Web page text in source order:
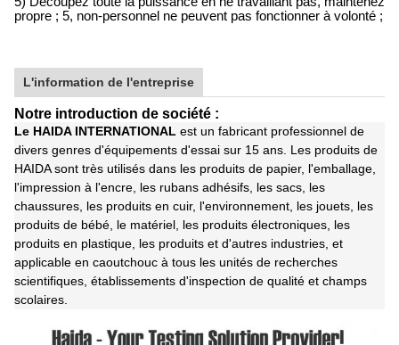
propre ; 5, non-personnel ne peuvent pas fonctionner à volonté ;
L'information de l'entreprise
Notre introduction de société :
Le HAIDA INTERNATIONAL est un fabricant professionnel de
divers genres d'équipements d'essai sur 15 ans. Les produits de
HAIDA sont très utilisés dans les produits de papier, l'emballage,
l'impression à l'encre, les rubans adhésifs, les sacs, les
chaussures, les produits en cuir, l'environnement, les jouets, les
produits de bébé, le matériel, les produits électroniques, les
produits en plastique, les produits et d'autres industries, et
applicable en caoutchouc à tous les unités de recherches
scientifiques, établissements d'inspection de qualité et champs
scolaires.